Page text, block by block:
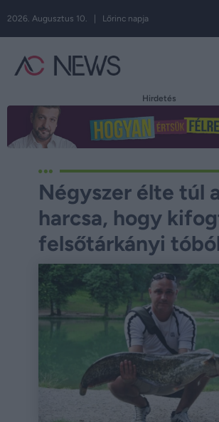
2026. Augusztus 10. | Lőrinc napja
Hirdetés
Négyszer élte túl
harcsa, hogy
felsőtárkányi